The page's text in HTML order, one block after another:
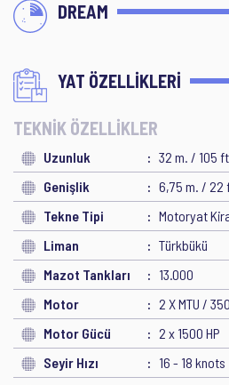
DREAM
YAT ÖZELLİKLERİ
TEKNİK ÖZELLİKLER
Uzunluk
32 m. / 105
Genişlik
6,75 m. / 22
Tekne Tipi
Motoryat
Liman
Türkbükü
Mazot Tankları
13.000
Motor
2 X MTU /
Motor Gücü
2 x 1500 HP
Seyir Hızı
16 - 18 knots